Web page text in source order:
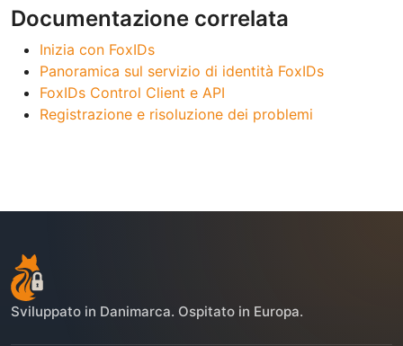
Documentazione correlata
Inizia con FoxIDs
Panoramica sul servizio di identità FoxIDs
FoxIDs Control Client e API
Registrazione e risoluzione dei problemi
Sviluppato in Danimarca. Ospitato in Europa.